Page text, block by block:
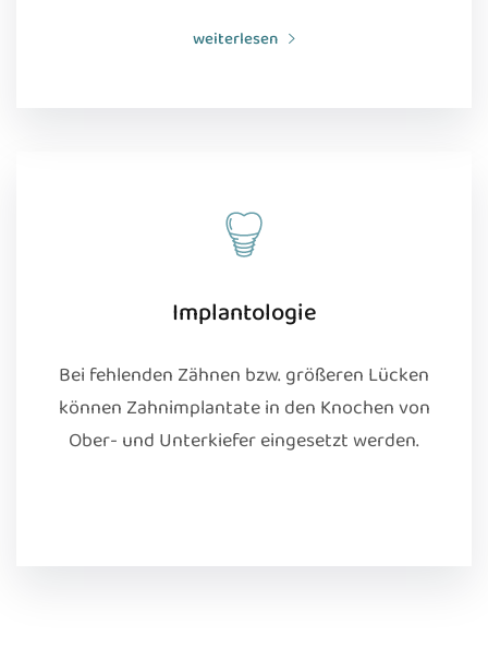
weiterlesen
Implantologie
Bei fehlenden Zähnen bzw. größeren Lücken
können Zahnimplantate in den Knochen von
Ober- und Unterkiefer eingesetzt werden.